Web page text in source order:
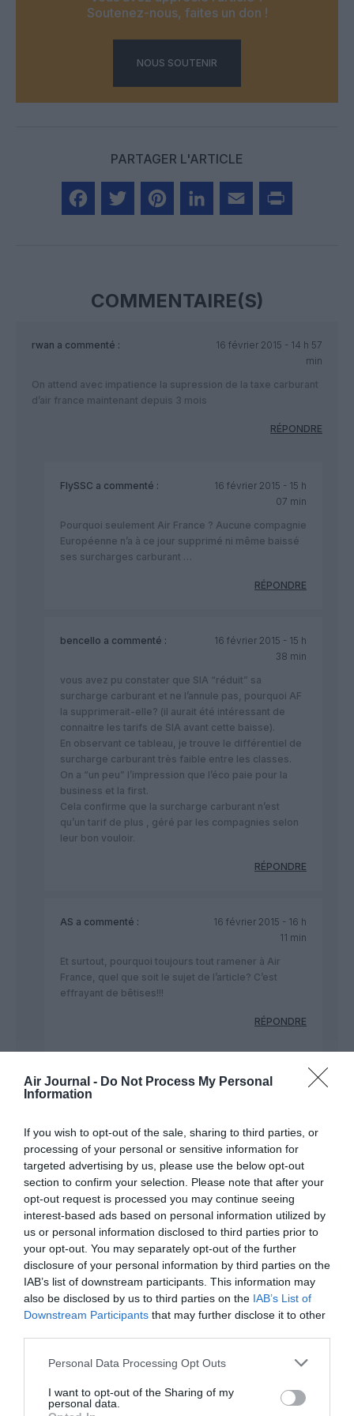
Air Journal - Do Not Process My Personal
Information
If you wish to opt-out of the sale, sharing to third parties, or
processing of your personal or sensitive information for
targeted advertising by us, please use the below opt-out
section to confirm your selection. Please note that after your
opt-out request is processed you may continue seeing
interest-based ads based on personal information utilized by
us or personal information disclosed to third parties prior to
your opt-out. You may separately opt-out of the further
disclosure of your personal information by third parties on the
IAB’s list of downstream participants. This information may
also be disclosed by us to third parties on the IAB’s List of
Downstream Participants that may further disclose it to other
Personal Data Processing Opt Outs
I want to opt-out of the Sharing of my
personal data.
Soutenez-nous, faites un don !
NOUS SOUTENIR
PARTAGER L'ARTICLE
COMMENTAIRE(S)
rwan a commenté :
16 février 2015 - 14 h 57
min
On attend avec impatience la supression de la taxe carburant
d’air france maintenant depuis 3 mois
RÉPONDRE
FlySSC a commenté :
16 février 2015 - 15 h
07 min
Pourquoi seulement Air France ? Aucune compagnie
Européenne n’a à ce jour supprimé ni même baissé
ses surcharges carburant …
RÉPONDRE
bencello a commenté :
16 février 2015 - 15 h
38 min
vous avez pu constater que SIA “réduit” sa
surcharge carburant et ne l’annule pas, pourquoi AF
la supprimerait-elle? (il aurait été intéressant de
connaitre les tarifs de SIA avant cette baisse).
En observant ce tableau, je trouve le différentiel de
surcharge carburant très faible entre les classes.
On a “un peu” l’impression que l’éco paie pour la
business et la first.
Cela confirme que la surcharge carburant n’est
qu’un tarif de plus , géré par les compagnies selon
leur bon vouloir.
RÉPONDRE
AS a commenté :
16 février 2015 - 16 h
11 min
Et surtout, pourquoi toujours tout ramener à Air
France, quel que soit le sujet de l’article? C’est
effrayant de bêtises!!!
RÉPONDRE
Jeana commenté :
16 février 2015 -
RÉPONDRE
Thomasa commenté :
17 février 2015 - 0
h 22 min
La vraie question est pourquoi les
commentaires sont en attente ente de
modération alors qu’il n’y en a visiblement
pas ?
RÉPONDRE
a commenté :